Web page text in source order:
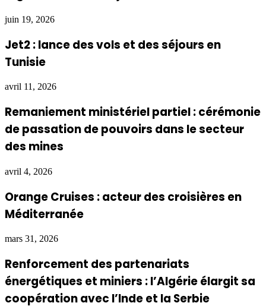
juin 19, 2026
Jet2 : lance des vols et des séjours en
Tunisie
avril 11, 2026
Remaniement ministériel partiel : cérémonie
de passation de pouvoirs dans le secteur
des mines
avril 4, 2026
Orange Cruises : acteur des croisières en
Méditerranée
mars 31, 2026
Renforcement des partenariats
énergétiques et miniers : l’Algérie élargit sa
coopération avec l’Inde et la Serbie